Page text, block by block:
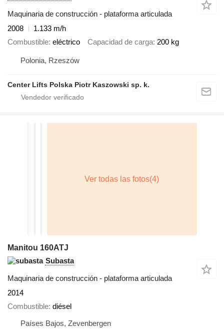
Maquinaria de construcción - plataforma articulada
2008
1.133 m/h
Combustible eléctrico Capacidad de carga 200 kg
Polonia, Rzeszów
Center Lifts Polska Piotr Kaszowski sp. k.
Manitou 160ATJ
Subasta
Maquinaria de construcción - plataforma articulada
2014
Combustible diésel
Países Bajos, Zevenbergen